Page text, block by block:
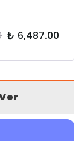
₺ 6,487.00